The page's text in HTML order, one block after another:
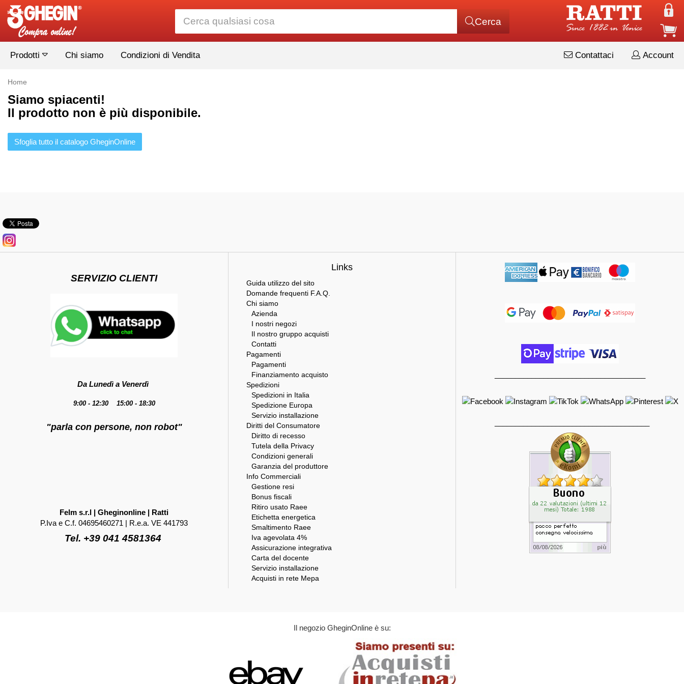
Cerca
Prodotti Chi siamo Condizioni di Vendita Account
Contattaci
Home
Siamo spiacenti!
Il prodotto non è più disponibile.
Sfoglia tutto il catalogo GheginOnline
SERVIZIO CLIENTI
Da Lunedì a Venerdì
9:00 - 12:30 15:00 - 18:30
"parla con persone, non robot"
Felm s.r.l | Gheginonline | Ratti
P.Iva e C.f. 04695460271 | R.e.a. VE 441793
Tel. +39 041 4581364
Links
Guida utilizzo del sito
Domande frequenti F.A.Q.
Chi siamo
Azienda
I nostri negozi
Il nostro gruppo acquisti
Contatti
Pagamenti
Pagamenti
Finanziamento acquisto
Spedizioni
Spedizioni in Italia
Spedizione Europa
Servizio installazione
Diritti del Consumatore
Diritto di recesso
Tutela della Privacy
Condizioni generali
Garanzia del produttore
Info Commerciali
Gestione resi
Bonus fiscali
Ritiro usato Raee
Etichetta energetica
Smaltimento Raee
Iva agevolata 4%
Assicurazione integrativa
Carta del docente
Servizio installazione
Acquisti in rete Mepa
Il negozio GheginOnline è su: